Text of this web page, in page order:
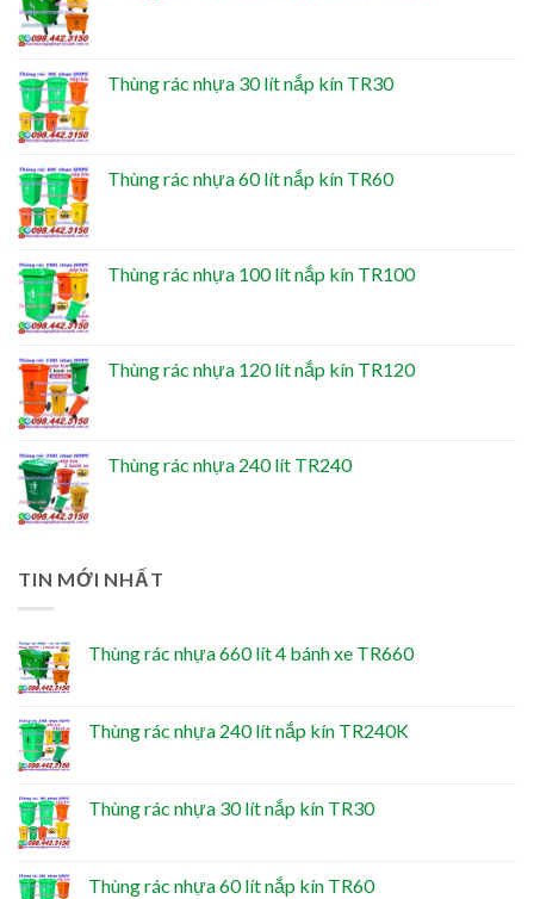
Thùng rác nhựa 30 lít nắp kín TR30
Thùng rác nhựa 60 lít nắp kín TR60
Thùng rác nhựa 100 lít nắp kín TR100
Thùng rác nhựa 120 lít nắp kín TR120
Thùng rác nhựa 240 lít TR240
TIN MỚI NHẤT
Thùng rác nhựa 660 lít 4 bánh xe TR660
Thùng rác nhựa 240 lít nắp kín TR240K
Thùng rác nhựa 30 lít nắp kín TR30
Thùng rác nhựa 60 lít nắp kín TR60